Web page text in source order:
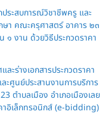
ระสบการณ์วิชาชีพครู และ
ษา คณะครุศาสตร์ อาคาร ๒๓
๑ งาน ด้วยวิธีประกวดราคา
ะร่างเอกสารประกวดราคา
ศูนย์ประสานงานการบริการ
ตำบลเมือง อำเภอเมืองเลย
าอิเล็กทรอนิกส์ (e-bidding)